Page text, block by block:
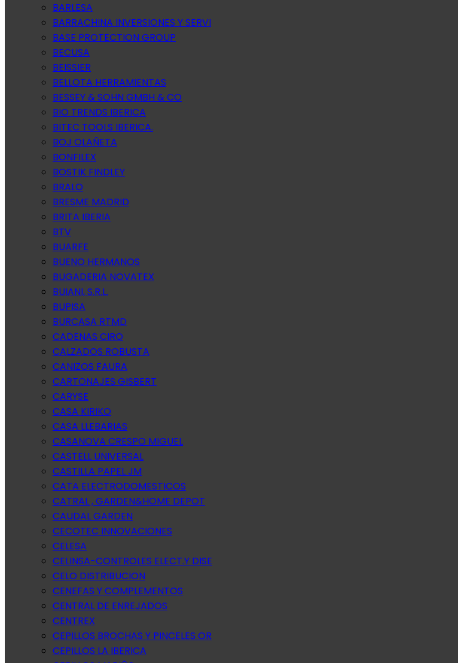
BARLESA
BARRACHINA INVERSIONES Y SERVI
BASE PROTECTION GROUP
BECUSA
BEISSIER
BELLOTA HERRAMIENTAS
BESSEY & SOHN GMBH & CO
BIO TRENDS IBERICA
BITEC TOOLS IBERICA.
BOJ OLAÑETA
BONFILEX
BOSTIK FINDLEY
BRALO
BRESME MADRID
BRITA IBERIA
BTV
BUARFE
BUENO HERMANOS
BUGADERIA NOVATEX
BUIANI, S.R.L.
BUPISA
BURCASA RTMD
CADENAS CIRO
CALZADOS ROBUSTA
CANIZOS FAURA
CARTONAJES GISBERT
CARYSE
CASA KIRIKO
CASA LLEBARIAS
CASANOVA CRESPO MIGUEL
CASTELL UNIVERSAL
CASTILLA PAPEL JM
CATA ELECTRODOMESTICOS
CATRAL , GARDEN&HOME DEPOT
CAUDAL GARDEN
CECOTEC INNOVACIONES
CELESA
CELINSA-CONTROLES ELECT.Y DISE
CELO DISTRIBUCION
CENEFAS Y COMPLEMENTOS
CENTRAL DE ENREJADOS
CENTREX
CEPILLOS BROCHAS Y PINCELES OR
CEPILLOS LA IBERICA